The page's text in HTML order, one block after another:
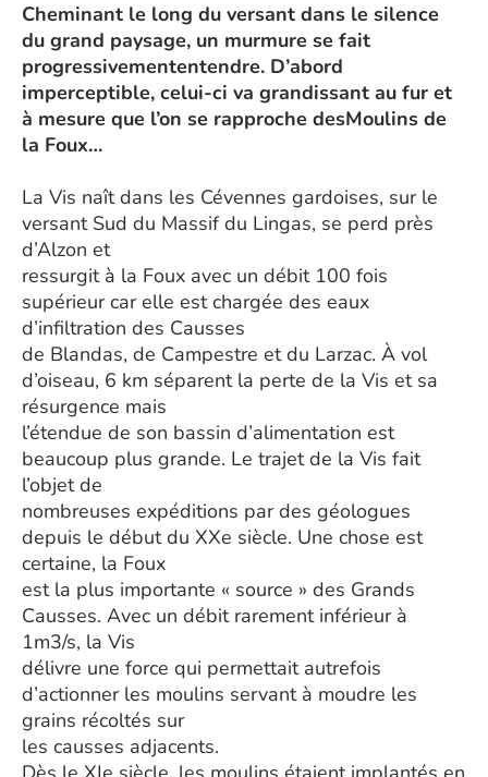
Cheminant le long du versant dans le silence
du grand paysage, un murmure se fait
progressivemententendre. D’abord
imperceptible, celui-ci va grandissant au fur et
à mesure que l’on se rapproche desMoulins de
la Foux…
La Vis naît dans les Cévennes gardoises, sur le
versant Sud du Massif du Lingas, se perd près
d’Alzon et
ressurgit à la Foux avec un débit 100 fois
supérieur car elle est chargée des eaux
d’infiltration des Causses
de Blandas, de Campestre et du Larzac. À vol
d’oiseau, 6 km séparent la perte de la Vis et sa
résurgence mais
l’étendue de son bassin d’alimentation est
beaucoup plus grande. Le trajet de la Vis fait
l’objet de
nombreuses expéditions par des géologues
depuis le début du XXe siècle. Une chose est
certaine, la Foux
est la plus importante « source » des Grands
Causses. Avec un débit rarement inférieur à
1m3/s, la Vis
délivre une force qui permettait autrefois
d’actionner les moulins servant à moudre les
grains récoltés sur
les causses adjacents.